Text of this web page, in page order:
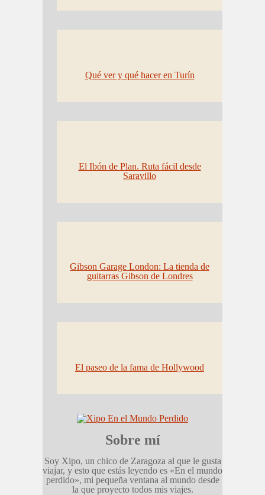
Qué ver y qué hacer en Turín
El Ibón de Plan. Ruta fácil desde
Saravillo
Gibson Garage London: La tienda de
guitarras Gibson de Londres
El paseo de la fama de Hollywood
Sobre mí
Soy Xipo, un chico de Zaragoza al que le gusta
viajar, y esto que estás leyendo es «En el mundo
perdido», mi pequeña ventana al mundo desde
la que proyecto todos mis viajes.